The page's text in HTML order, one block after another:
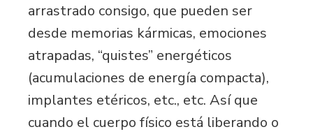
arrastrado consigo, que pueden ser
desde memorias kármicas, emociones
atrapadas, “quistes” energéticos
(acumulaciones de energía compacta),
implantes etéricos, etc., etc. Así que
cuando el cuerpo físico está liberando o